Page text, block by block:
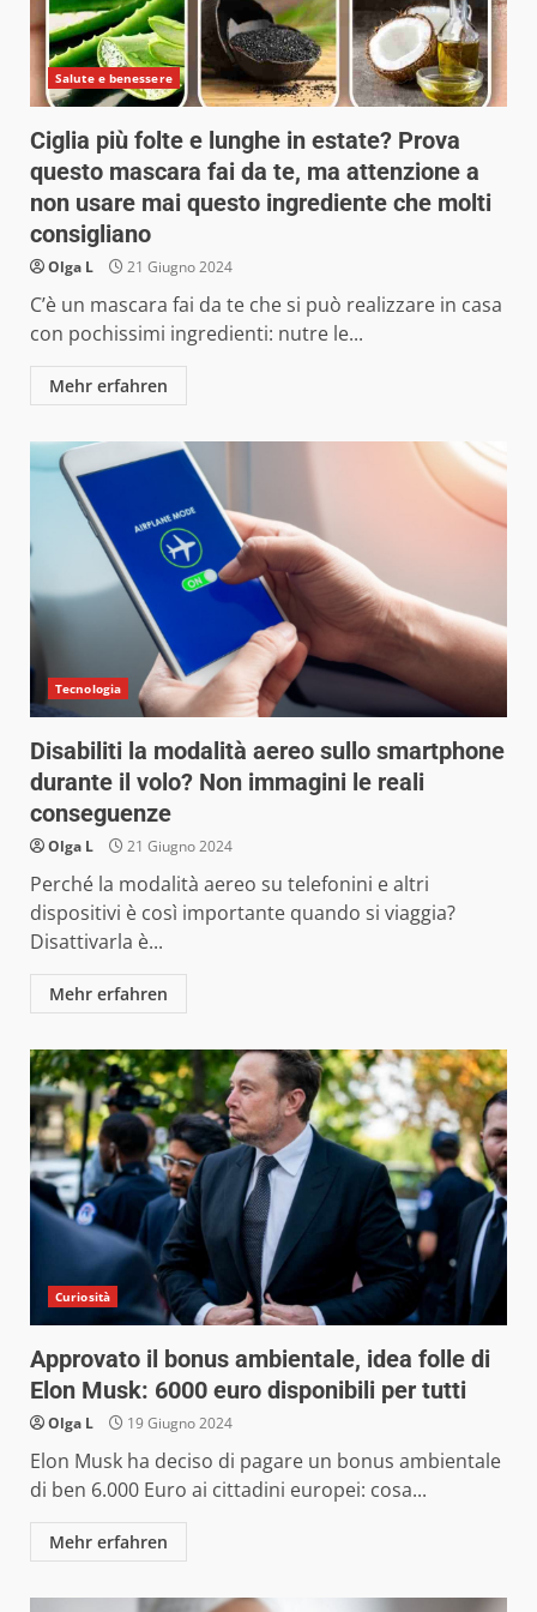
Salute e benessere
Ciglia più folte e lunghe in estate? Prova
questo mascara fai da te, ma attenzione a
non usare mai questo ingrediente che molti
consigliano
Olga L 21 Giugno 2024
C’è un mascara fai da te che si può realizzare in casa
con pochissimi ingredienti: nutre le...
Mehr erfahren
Tecnologia
Disabiliti la modalità aereo sullo smartphone
durante il volo? Non immagini le reali
conseguenze
Olga L 21 Giugno 2024
Perché la modalità aereo su telefonini e altri
dispositivi è così importante quando si viaggia?
Disattivarla è...
Mehr erfahren
Curiosità
Approvato il bonus ambientale, idea folle di
Elon Musk: 6000 euro disponibili per tutti
Olga L 19 Giugno 2024
Elon Musk ha deciso di pagare un bonus ambientale
di ben 6.000 Euro ai cittadini europei: cosa...
Mehr erfahren